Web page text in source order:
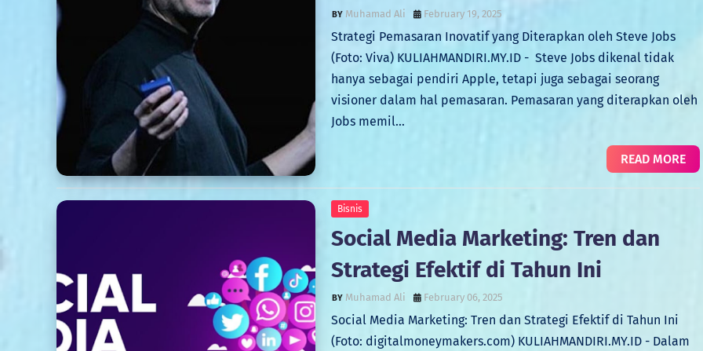
Muhamad Ali February 19, 2025
Strategi Pemasaran Inovatif yang Diterapkan oleh Steve Jobs
(Foto: Viva) KULIAHMANDIRI.MY.ID - Steve Jobs dikenal tidak
hanya sebagai pendiri Apple, tetapi juga sebagai seorang
visioner dalam hal pemasaran. Pemasaran yang diterapkan oleh
Jobs memil…
READ MORE
Bisnis
Social Media Marketing: Tren dan
Strategi Efektif di Tahun Ini
Muhamad Ali February 06, 2025
Social Media Marketing: Tren dan Strategi Efektif di Tahun Ini
(Foto: digitalmoneymakers.com) KULIAHMANDIRI.MY.ID - Dalam